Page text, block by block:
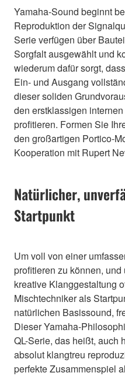
Yamaha-Sound beginnt
Reproduktion der
Serie verfügen über
Sorgfalt ausgewählt und
wiederum dafür sorgt,
Ein- und Ausgang
dieser soliden
den erstklassigen
profitieren. Formen Sie
den großartigen Portico-
Kooperation mit Rupert
Natürlicher,
Startpunkt
Um voll von einer
profitieren zu können,
kreative Klanggestaltung
Mischtechniker als
natürlichen Basissound,
Dieser Yamaha-
QL-Serie, das heißt, auch
absolut klangtreu
perfekte Zusammenspiel